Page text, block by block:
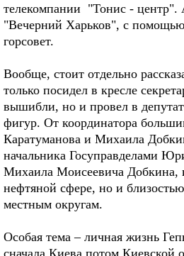
телекомпании "Тонис - центр".
"Вечерний Харьков", с
горсовет.
Вообще, стоит отдельно
только посидел в кресле
вышибли, но и провел в
фигур. От координатора
Каратуманова и Михаила
начальника Госуправделами
Михаила Моисеевича Добкина,
нефтяной сфере, но и
местным округам.
Особая тема – личная жизнь
сначала Киева потом